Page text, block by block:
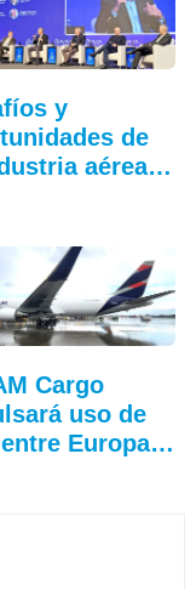
y
de
aérea
Cargo
uso de
Europa y